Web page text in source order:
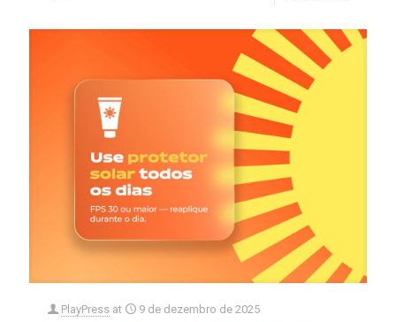
PlayPress at 9 de dezembro de 2025